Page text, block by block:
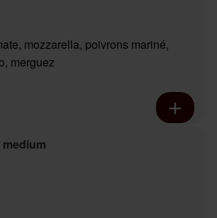
mozzarella, poivrons mariné,
merguez